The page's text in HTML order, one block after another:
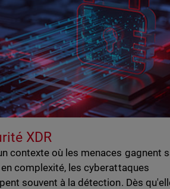
XDR
contexte où les menaces gagnent
complexité, les cyberattaques
souvent à la détection. Dès